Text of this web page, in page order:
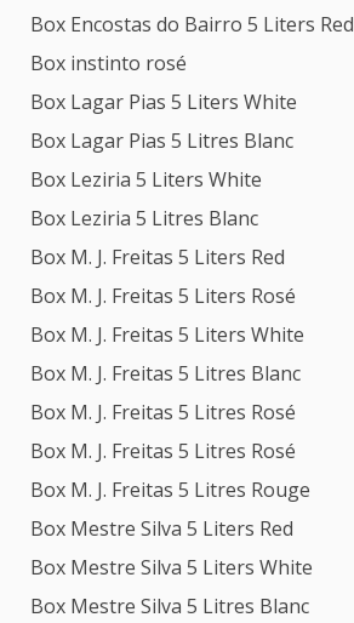
Box Encostas do Bairro 5 Liters Red
Box instinto rosé
Box Lagar Pias 5 Liters White
Box Lagar Pias 5 Litres Blanc
Box Leziria 5 Liters White
Box Leziria 5 Litres Blanc
Box M. J. Freitas 5 Liters Red
Box M. J. Freitas 5 Liters Rosé
Box M. J. Freitas 5 Liters White
Box M. J. Freitas 5 Litres Blanc
Box M. J. Freitas 5 Litres Rosé
Box M. J. Freitas 5 Litres Rosé
Box M. J. Freitas 5 Litres Rouge
Box Mestre Silva 5 Liters Red
Box Mestre Silva 5 Liters White
Box Mestre Silva 5 Litres Blanc